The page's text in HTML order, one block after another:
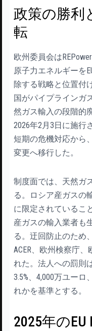
政策の勝利
転
欧州委員会は
原子力エネルギーを
除する戦略と位置付
国がパイプラインガ
然ガス輸入の段階的
2026年2月3日に施行
短期の危機対応から
変更へ移行した。
制度面では、天然ガ
る。ロシア産ガスの
に限定されているこ
産ガスの輸入業者も
る。迂回防止のため
ACER、欧州検察庁
れた。法人への罰則
3.5%、4,000万ユー
れかを基準とする。
2025年のEU